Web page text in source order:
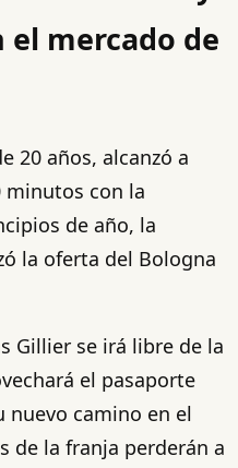
mercado de
20 años, alcanzó a
minutos con la
de año, la
la oferta del Bologna
Gillier se irá libre de la
el pasaporte
nuevo camino en el
de la franja perderán a